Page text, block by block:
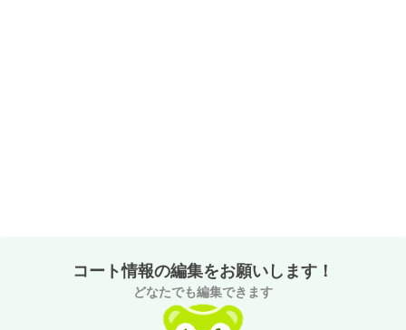
コート情報の編集をお願いします！
どなたでも編集できます